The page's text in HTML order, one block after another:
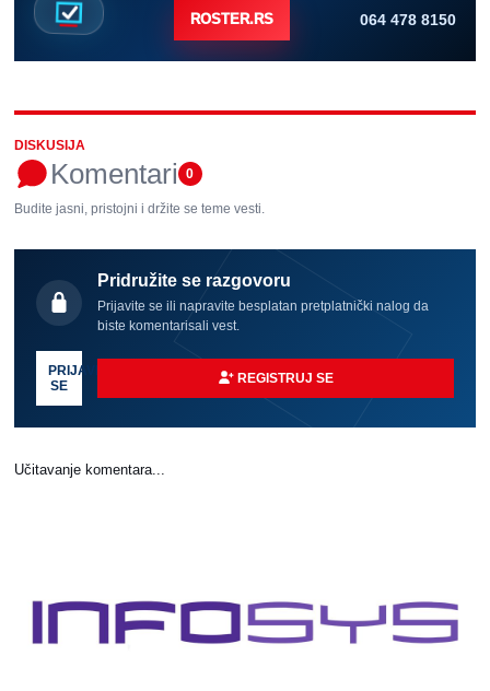
ROSTER.RS 064 478 8150
DISKUSIJA
Komentari 0
Budite jasni, pristojni i držite se teme vesti.
Pridružite se razgovoru
Prijavite se ili napravite besplatan pretplatnički nalog da
biste komentarisali vest.
PRIJAVI
SE
REGISTRUJ SE
Učitavanje komentara...